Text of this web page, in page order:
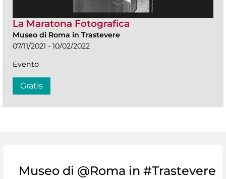
La Maratona Fotografica
Museo di Roma in Trastevere
07/11/2021 - 10/02/2022
Evento
Gratis
Museo di @Roma in #Trastevere